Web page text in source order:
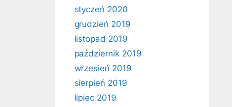
styczeń 2020
grudzień 2019
listopad 2019
październik 2019
wrzesień 2019
sierpień 2019
lipiec 2019